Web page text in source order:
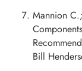
Mannion
Bill